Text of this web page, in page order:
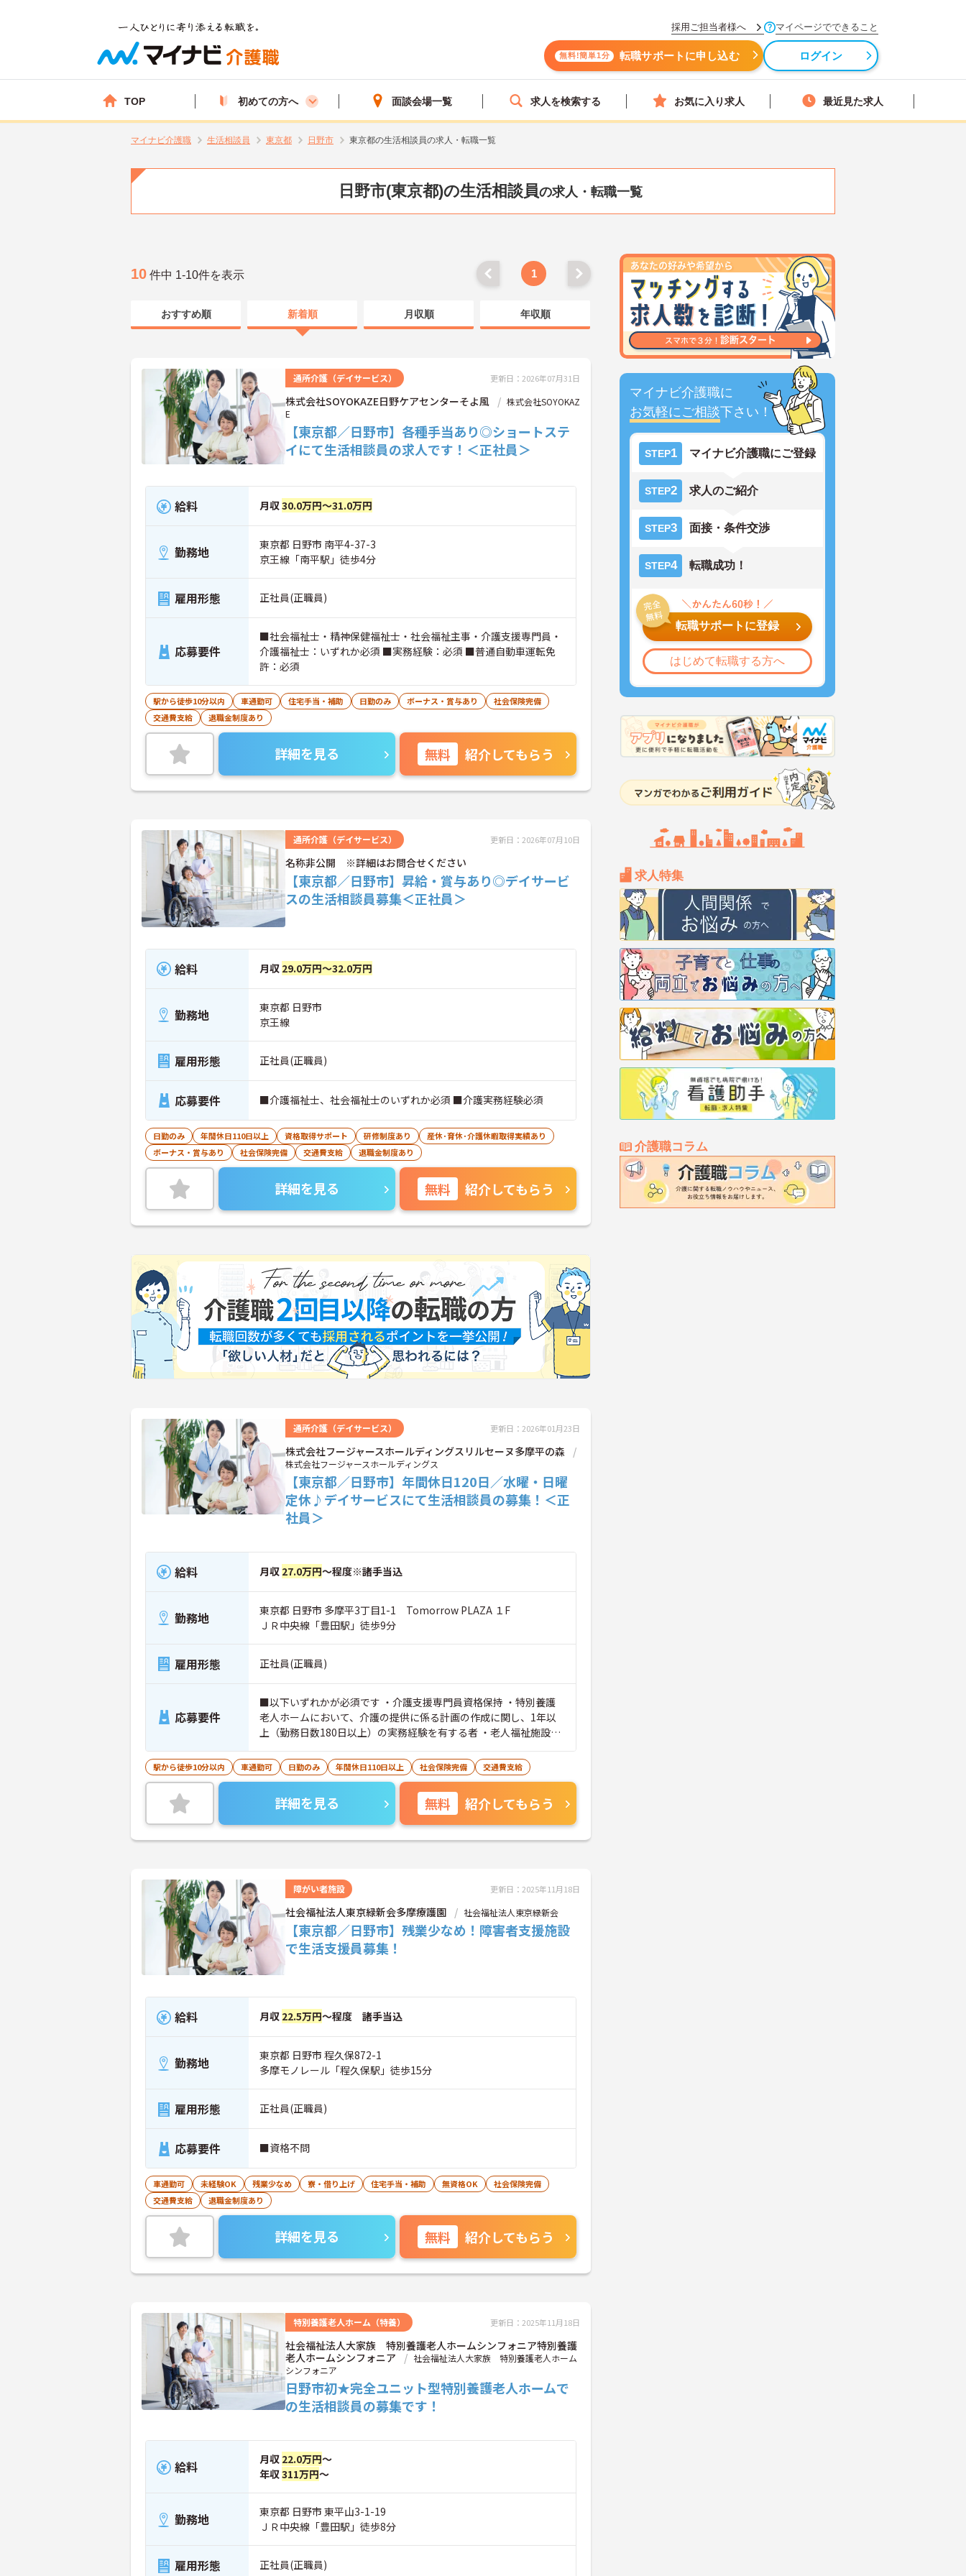
採用ご担当者様へ マイページでできること
無料!簡単1分 転職サポートに申し込む ログイン
TOP 初めての方へ 面談会場一覧 求人を検索する お気に入り求人 最近見た求人
マイナビ介護職 生活相談員 東京都 日野市 東京都の生活相談員の求人・転職一覧
日野市(東京都)の生活相談員の求人・転職一覧
マイナビ介護職に
お気軽にご相談下さい！
STEP1 マイナビ介護職にご登録
STEP2 求人のご紹介
STEP3 面接・条件交渉
STEP4 転職成功！
転職サポートに登録
はじめて転職する方へ
求人特集
介護職コラム
10 件中 1-10件を表示 1
おすすめ順 新着順 月収順 年収順
通所介護（デイサービス） 更新日：2026年07月31日
株式会社SOYOKAZE日野ケアセンターそよ風
株式会社SOYOKAZ
E
【東京都／日野市】各種手当あり◎ショートステ
イにて生活相談員の求人です！＜正社員＞
給料 月収30.0万円～31.0万円
勤務地
東京都 日野市 南平4-37-3
京王線「南平駅」徒歩4分
雇用形態 正社員(正職員)
応募要件
■社会福祉士・精神保健福祉士・社会福祉主事・介護支援専門員・
介護福祉士：いずれか必須 ■実務経験：必須 ■普通自動車運転免
許：必須
駅から徒歩10分以内 車通勤可 住宅手当・補助 日勤のみ ボーナス・賞与あり
社会保険完備
交通費支給
退職金制度あり
詳細を見る 無料 紹介してもらう
通所介護（デイサービス） 更新日：2026年07月10日
名称非公開 ※詳細はお問合せください
【東京都／日野市】昇給・賞与あり◎デイサービ
スの生活相談員募集＜正社員＞
給料 月収 29.0万円～32.0万円
勤務地
東京都 日野市
京王線
雇用形態 正社員(正職員)
応募要件 ■介護福祉士、社会福祉士のいずれか必須 ■介護実務経験必須
日勤のみ 年間休日110日以上 資格取得サポート 研修制度あり
産休･育休･介護休暇取得実績あり
ボーナス・賞与あり
社会保険完備 交通費支給 退職金制度あり
詳細を見る 無料 紹介してもらう
通所介護（デイサービス） 更新日：2026年01月23日
株式会社フージャースホールディングスリルセーヌ多摩平の森
株式会社フージャースホールディングス
【東京都／日野市】年間休日120日／水曜・日曜
定休♪デイサービスにて生活相談員の募集！＜正
社員＞
給料 月収 27.0万円～程度※諸手当込
勤務地
東京都 日野市 多摩平3丁目1-1 Tomorrow PLAZA １F
ＪＲ中央線「豊田駅」徒歩9分
雇用形態 正社員(正職員)
応募要件
■以下いずれかが必須です ・介護支援専門員資格保持 ・特別養護
老人ホームにおいて、介護の提供に係る計画の作成に関し、1年以
上（勤務日数180日以上）の実務経験を有する者 ・老人福祉施設の
駅から徒歩10分以内 車通勤可 日勤のみ 年間休日110日以上 社会保険完備 交通費支給
詳細を見る 無料 紹介してもらう
障がい者施設 更新日：2025年11月18日
社会福祉法人東京緑新会多摩療護園 社会福祉法人東京緑新会
【東京都／日野市】残業少なめ！障害者支援施設
で生活支援員募集！
給料 月収 22.5万円～程度 諸手当込
勤務地
東京都 日野市 程久保872-1
多摩モノレール「程久保駅」徒歩15分
雇用形態 正社員(正職員)
応募要件 ■資格不問
車通勤可 未経験OK 残業少なめ 寮・借り上げ 住宅手当・補助 無資格OK
社会保険完備
交通費支給
退職金制度あり
詳細を見る 無料 紹介してもらう
特別養護老人ホーム（特養） 更新日：2025年11月18日
社会福祉法人大家族 特別養護老人ホームシンフォニア特別養護
老人ホームシンフォニア
社会福祉法人大家族 特別養護老人ホーム
シンフォニア
日野市初★完全ユニット型特別養護老人ホームで
の生活相談員の募集です！
給料 月収 22.0万円～
年収311万円～
勤務地
東京都 日野市 東平山3-1-19
ＪＲ中央線「豊田駅」徒歩8分
雇用形態 正社員(正職員)